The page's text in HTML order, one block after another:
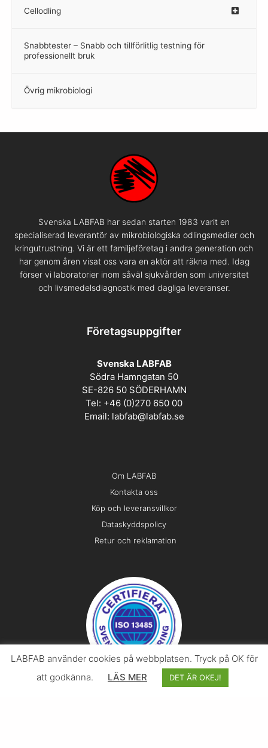
Cellodling
–
Snabbtester – Snabb och tillförlitlig testning för
professionellt bruk
–
Övrig mikrobiologi
–
Svenska LABFAB har sedan starten 1983 varit en
specialiserad leverantör av mikrobiologiska odlingsmedier och
kringutrustning. Vi är ett familjeföretag i andra generation och
har genom åren visat oss vara en aktör att räkna med. Idag
förser vi laboratorier inom såväl sjukvården som universitet
och livsmedelsdiagnostik med dagliga leveranser.
Företagsuppgifter
Svenska LABFAB
Södra Hamngatan 50
SE-826 50 SÖDERHAMN
Tel: +46 (0)270 650 00
Email: labfab@labfab.se
Om LABFAB
Kontakta oss
Köp och leveransvillkor
Dataskyddspolicy
Retur och reklamation
LABFAB använder cookies på webbplatsen. Tryck på OK för
att godkänna.
LÄS MER DET ÄR OKEJ!